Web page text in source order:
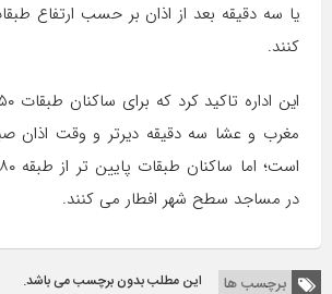
یا سه دقیقه بعد از اذان بر حسب ارتفاع
کنند.
مغرب و عشا سه دقیقه دیرتر و وقت اذان
در مساجد سطح شهر افطار می کنند.
برچسب ها این مطلب بدون برچسب می باشد.